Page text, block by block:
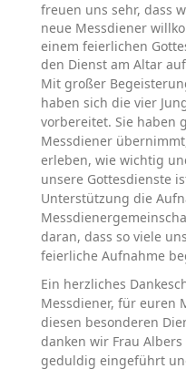
freuen uns sehr, dass
neue Messdiener
einem feierlichen
den Dienst am Altar
Mit großer
haben sich die vier
vorbereitet. Sie haben
Messdiener
erleben, wie wichtig
unsere Gottesdienste
Unterstützung die
daran, dass so viele
feierliche Aufnahme
Ein herzliches
Messdiener, für euren
diesen besonderen
danken wir Frau
geduldig eingeführt